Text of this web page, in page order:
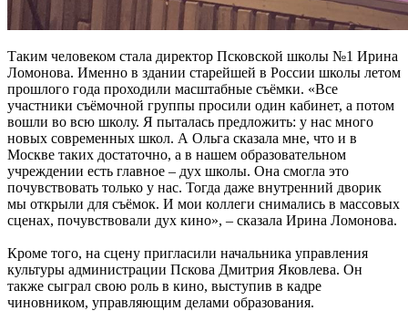
Таким человеком стала директор Псковской школы №1 Ирина
Ломонова. Именно в здании старейшей в России школы летом
прошлого года проходили масштабные съёмки. «Все
участники съёмочной группы просили один кабинет, а потом
вошли во всю школу. Я пыталась предложить: у нас много
новых современных школ. А Ольга сказала мне, что и в
Москве таких достаточно, а в нашем образовательном
учреждении есть главное – дух школы. Она смогла это
почувствовать только у нас. Тогда даже внутренний дворик
мы открыли для съёмок. И мои коллеги снимались в массовых
сценах, почувствовали дух кино», – сказала Ирина Ломонова.
Кроме того, на сцену пригласили начальника управления
культуры администрации Пскова Дмитрия Яковлева. Он
также сыграл свою роль в кино, выступив в кадре
чиновником, управляющим делами образования.